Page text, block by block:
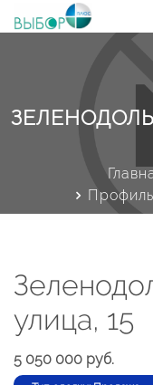
улица, 15
5 050 000 руб.